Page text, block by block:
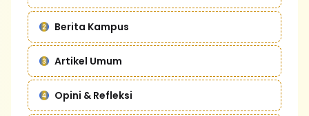
Berita Kampus
Artikel Umum
Opini & Refleksi